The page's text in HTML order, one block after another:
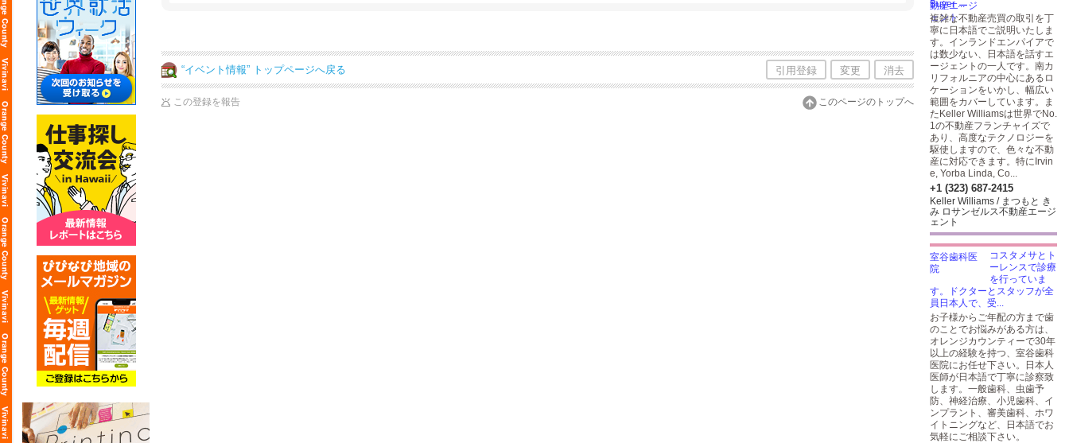
“イベント情報” トップページへ戻る 引用登録 変更 消去
この登録を報告 このページのトップへ
Buyer ...
複雑な不動産売買の取引を丁
寧に日本語でご説明いたしま
す。インランドエンパイアで
は数少ない、日本語を話すエ
ージェントの一人です。南カ
リフォルニアの中心にあるロ
ケーションをいかし、幅広い
範囲をカバーしています。ま
たKeller Williamsは世界でNo.
1の不動産フランチャイズで
あり、高度なテクノロジーを
駆使しますので、色々な不動
産に対応できます。特にIrvin
e, Yorba Linda, Co...
+1 (323) 687-2415
Keller Williams / まつもと き
み ロサンゼルス不動産エージ
ェント
コスタメサとト
ーレンスで診療
を行っていま
す。ドクターとスタッフが全
員日本人で、受...
お子様からご年配の方まで歯
のことでお悩みがある方は、
オレンジカウンティーで30年
以上の経験を持つ、室谷歯科
医院にお任せ下さい。日本人
医師が日本語で丁寧に診察致
します。一般歯科、虫歯予
防、神経治療、小児歯科、イ
ンプラント、審美歯科、ホワ
イトニングなど、日本語でお
気軽にご相談下さい。